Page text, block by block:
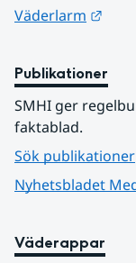
Väderlarm
Publikationer
SMHI ger
faktablad.
Sök publikationer
Nyhetsbladet
Väderappar